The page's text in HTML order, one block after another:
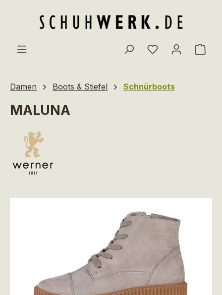
Du hast 0
Damen Boots & Stiefel Schnürboots
MALUNA